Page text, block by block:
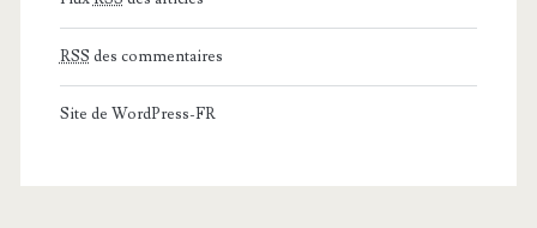
RSS des commentaires
Site de WordPress-FR